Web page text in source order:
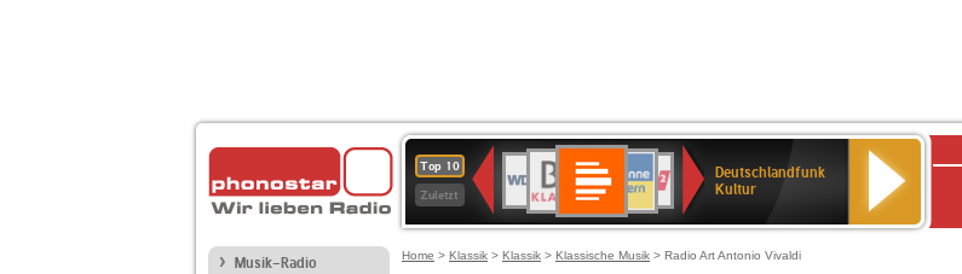
Top 10
Zuletzt
Deutschlandfunk
80er
90er
OLDIE
ANTENNE
SWR3
4
BR-
KLASSIK
Deutschlandfunk
Kultur
ANTENNE
BAYERN
SWR
Kultur
NDR
2
Deutschlandfunk
Kultur
Musik-Radio Home > Klassik > Klassik > Klassische Musik > Radio Art Antonio Vivaldi